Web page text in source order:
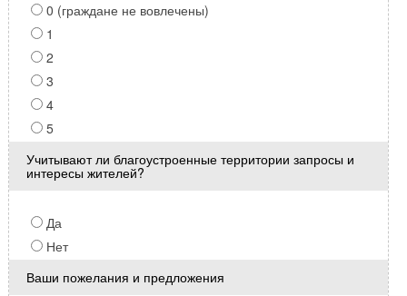
0 (граждане не вовлечены)
1
2
3
4
5
Учитывают ли благоустроенные территории запросы и
интересы жителей?
Да
Нет
Ваши пожелания и предложения